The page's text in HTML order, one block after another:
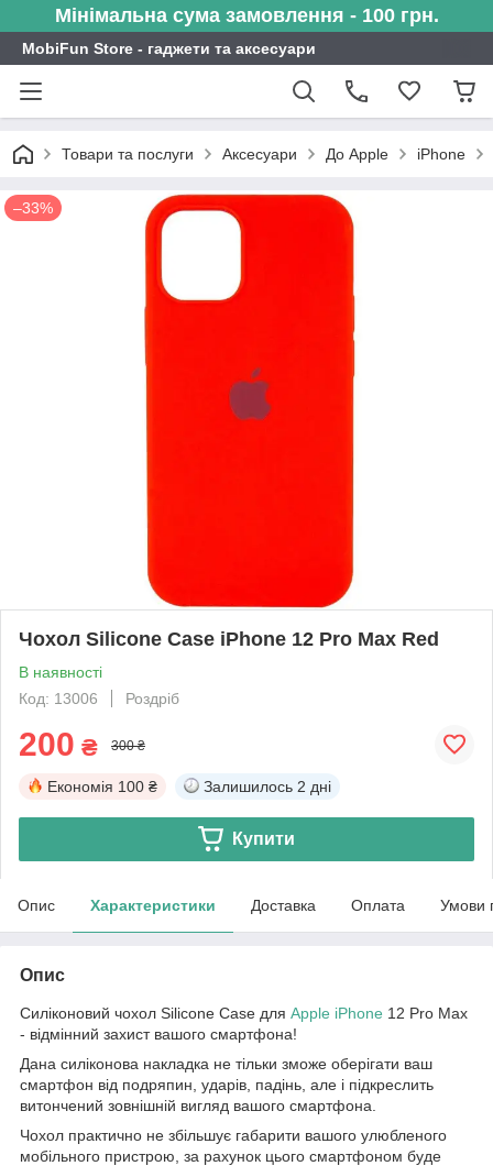
Мінімальна сума замовлення - 100 грн.
MobiFun Store - гаджети та аксесуари
Товари та послуги Аксесуари До Apple iPhone
–33%
Чохол Silicone Case iPhone 12 Pro Max Red
В наявності
Код: 13006
Роздріб
200 ₴ 300 ₴
Економія 100 ₴ Залишилось 2 дні
Купити
Опис Характеристики Доставка Оплата Умови
Опис
Силіконовий чохол Silicone Case для Apple iPhone 12 Pro Max
- відмінний захист вашого смартфона!
Дана силіконова накладка не тільки зможе оберігати ваш
смартфон від подряпин, ударів, падінь, але і підкреслить
витончений зовнішній вигляд вашого смартфона.
Чохол практично не збільшує габарити вашого улюбленого
мобільного пристрою, за рахунок цього смартфоном буде